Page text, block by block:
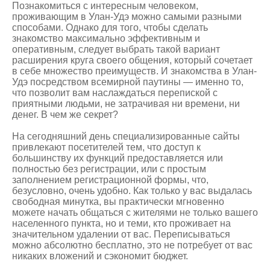
Познакомиться с интересным человеком,
проживающим в Улан-Удэ можно самыми разными
способами. Однако для того, чтобы сделать
знакомство максимально эффективным и
оперативным, следует выбрать такой вариант
расширения круга своего общения, который сочетает
в себе множество преимуществ. И знакомства в Улан-
Удэ посредством всемирной паутины — именно то,
что позволит вам наслаждаться перепиской с
приятными людьми, не затрачивая ни времени, ни
денег. В чем же секрет?
На сегодняшний день специализированные сайты
привлекают посетителей тем, что доступ к
большинству их функций предоставляется или
полностью без регистрации, или с простым
заполнением регистрационной формы, что,
безусловно, очень удобно. Как только у вас выдалась
свободная минутка, вы практически мгновенно
можете начать общаться с жителями не только вашего
населенного пункта, но и теми, кто проживает на
значительном удалении от вас. Переписываться
можно абсолютно бесплатно, это не потребует от вас
никаких вложений и сэкономит бюджет.